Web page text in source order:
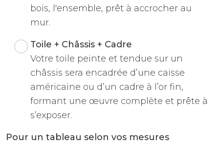
bois, l'ensemble, prêt à accrocher au
mur.
Toile + Châssis + Cadre
Votre toile peinte et tendue sur un
châssis sera encadrée d’une caisse
américaine ou d’un cadre à l’or fin,
formant une œuvre complète et prête à
s’exposer.
Pour un tableau selon vos mesures